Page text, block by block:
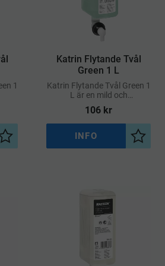
1
Lägg till i önskelista
​Katrin Flytande Tvål
Green 1 L
Katrin Flytande Tvål Green 1
L är en mild och
återfuktande handtvål med
en subtil doft av björk som
ger en lyxig
användarupplevelse
106 kr
Lägg
INFO